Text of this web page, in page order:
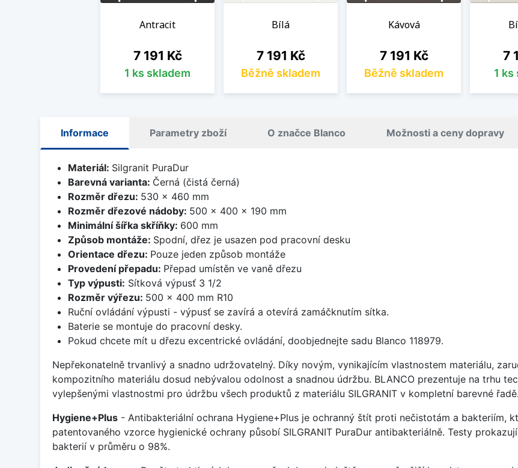
Antracit
Cena
7 191 Kč
1 ks skladem
Bílá
Cena
7 191 Kč
Běžně skladem
Kávová
Cena
7 191 Kč
Běžně skladem
7
1 ks
Informace Parametry zboží O značce Blanco Možnosti a ceny dopravy
Materiál: Silgranit PuraDur
Barevná varianta: Černá (čistá černá)
Rozměr dřezu: 530 x 460 mm
Rozměr dřezové nádoby: 500 x 400 x 190 mm
Minimální šířka skříňky: 600 mm
Způsob montáže: Spodní, dřez je usazen pod pracovní desku
Orientace dřezu: Pouze jeden způsob montáže
Provedení přepadu: Přepad umístěn ve vaně dřezu
Typ výpusti: Sítková výpusť 3 1/2
Rozměr výřezu: 500 x 400 mm R10
Ruční ovládání výpusti - výpusť se zavírá a otevírá zamáčknutím sítka.
Baterie se montuje do pracovní desky.
Pokud chcete mít u dřezu excentrické ovládání, doobjednejte sadu Blanco 118979.
Nepřekonatelně trvanlivý a snadno udržovatelný. Díky novým, vynikajícím vlastnostem materiálu,
kompozitního materiálu dosud nebývalou odolnost a snadnou údržbu. BLANCO prezentuje na trhu
vylepšenými vlastnostmi pro údržbu všech produktů z materiálu SILGRANIT v kompletní barevné řadě.
Hygiene+Plus - Antibakteriální ochrana Hygiene+Plus je ochranný štít proti nečistotám a bakteriím,
patentovaného vzorce hygienické ochrany působí SILGRANIT PuraDur antibakteriálně. Testy
bakterií v průměru o 98%.